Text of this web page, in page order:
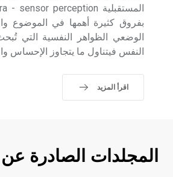
بفروق كثيرة أهمها في الموضوع
الوضعي الظواهر النفسية التي
النفس فيتناول ما يتجاوز الإحساس
اقرأ المزيد
المجلدات الصادرة